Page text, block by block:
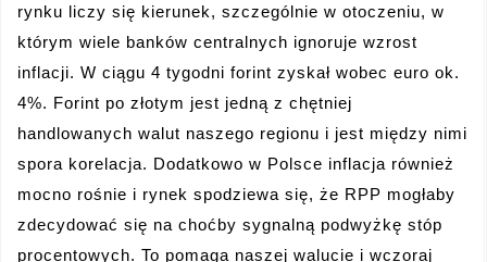
rynku liczy się kierunek, szczególnie w otoczeniu, w
którym wiele banków centralnych ignoruje wzrost
inflacji. W ciągu 4 tygodni forint zyskał wobec euro ok.
4%. Forint po złotym jest jedną z chętniej
handlowanych walut naszego regionu i jest między nimi
spora korelacja. Dodatkowo w Polsce inflacja również
mocno rośnie i rynek spodziewa się, że RPP mogłaby
zdecydować się na choćby sygnalną podwyżkę stóp
procentowych. To pomaga naszej walucie i wczoraj